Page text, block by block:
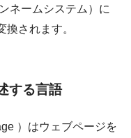
ネームシステム）に
されます。
する言語
）はウェブページを